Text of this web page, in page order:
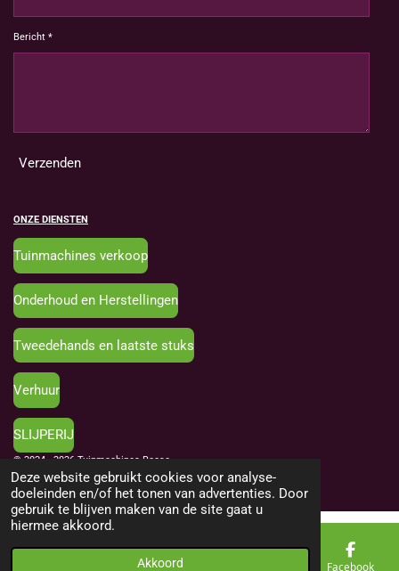
Deze website gebruikt cookies voor analyse-
doeleinden en/of het tonen van advertenties. Door
gebruik te blijven maken van de site gaat u
hiermee akkoord.
Akkoord
Bericht *
Verzenden
ONZE DIENSTEN
Tuinmachines verkoop
Onderhoud en Herstellingen
Tweedehands en laatste stuks
Verhuur
SLIJPERIJ
© 2024 - 2026 Tuinmachines Roose
Powered byJouwWeb
Telefoonnummer Facebook